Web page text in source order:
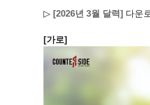
▷ [2026년 3월 달력] 다운
[가로]